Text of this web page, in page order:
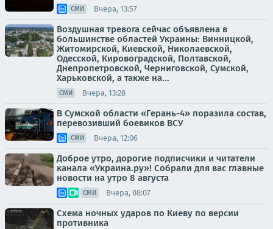
СМИ Вчера, 13:57
Воздушная тревога сейчас объявлена в
большинстве областей Украины: Винницкой,
Житомирской, Киевской, Николаевской,
Одесской, Кировоградской, Полтавской,
Днепропетровской, Черниговской, Сумской,
Харьковской, а также на...
СМИ Вчера, 13:28
В Сумской области «Герань-4» поразила состав,
перевозивший боевиков ВСУ
СМИ Вчера, 12:06
Доброе утро, дорогие подписчики и читатели
канала «Украина.ру»! Собрали для вас главные
новости на утро 8 августа
СМИ Вчера, 08:07
Схема ночных ударов по Киеву по версии
противника